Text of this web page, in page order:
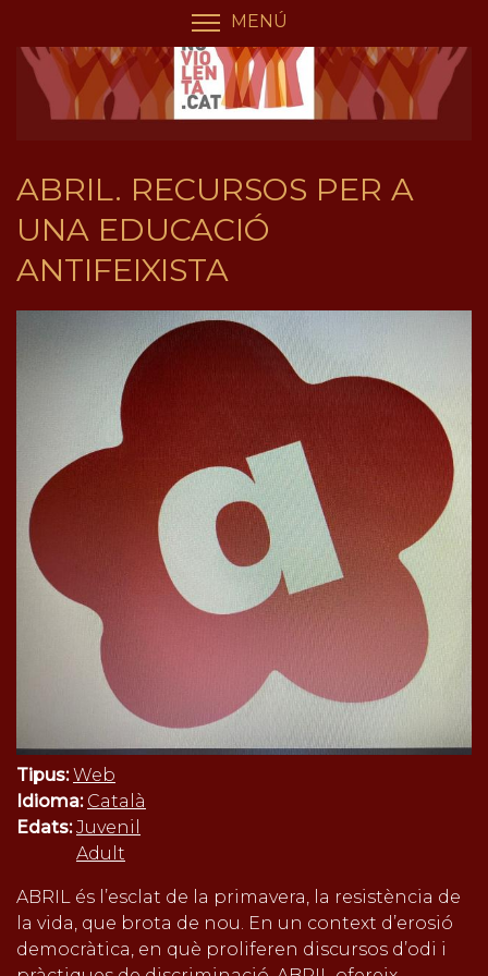
contingut
MENÚ
ABRIL. RECURSOS PER A
UNA EDUCACIÓ
ANTIFEIXISTA
Tipus:Web
Idioma: Català
Edats:Juvenil
Adult
ABRIL és l’esclat de la primavera, la resistència de
la vida, que brota de nou. En un context d’erosió
democràtica, en què proliferen discursos d’odi i
Panell de gestió de galetes